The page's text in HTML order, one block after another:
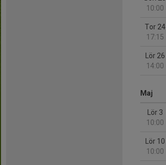
10:00
Tor 24
17:15
Lör 26
14:00
Maj
Lör 3
10:00
Lör 10
10:00